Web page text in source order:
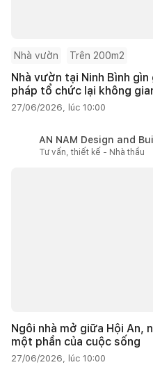
Nhà vườn Trên 200m2
Nhà vườn tại Ninh Bình
pháp tổ chức lại không
27/06/2026, lúc 10:00
AN NAM Design and
Tư vấn, thiết kế - Nhà thầu
Ngôi nhà mở giữa Hội An,
một phần của cuộc sống
27/06/2026, lúc 10:00